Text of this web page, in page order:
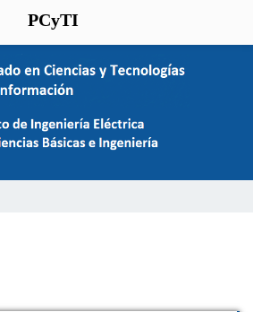
PCyTI